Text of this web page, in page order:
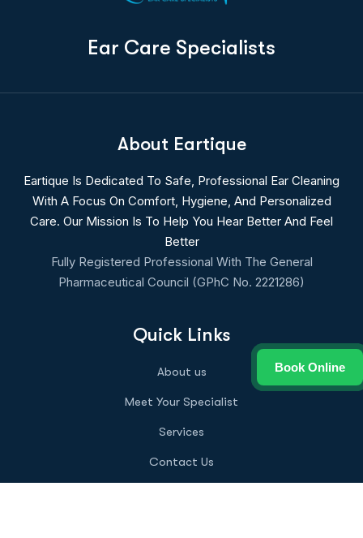
Book Online
Ear Care Specialists
About Eartique
Eartique Is Dedicated To Safe, Professional Ear Cleaning
With A Focus On Comfort, Hygiene, And Personalized
Care. Our Mission Is To Help You Hear Better And Feel
Better
Fully Registered Professional With The General
Pharmaceutical Council (GPhC No. 2221286)
Quick Links
About us
Meet Your Specialist
Services
Contact Us